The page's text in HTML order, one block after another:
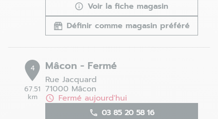
Voir la fiche magasin
Définir comme magasin préféré
4
67.51
km
Mâcon - Fermé
Rue Jacquard
71000 Mâcon
Fermé aujourd'hui
03 85 20 58 16